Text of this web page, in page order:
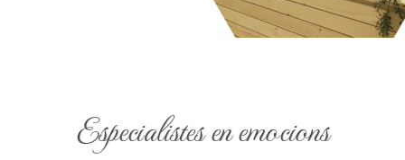
Especialistes en emocions